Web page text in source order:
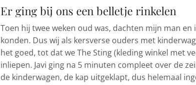
Er ging bij ons een belletje rinkelen
Toen hij twee weken oud was, dachten mijn man
konden. Dus wij als kersverse ouders met
het goed, tot dat we The Sting (kleding winkel met
inliepen. Javi ging na 5 minuten compleet over de
de kinderwagen, de kap uitgeklapt, dus helemaal